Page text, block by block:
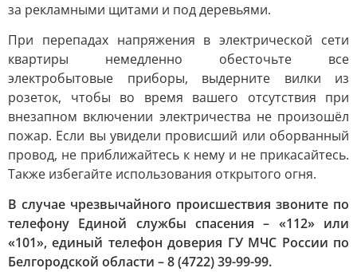
за рекламными щитами и под деревьями.
При перепадах напряжения в электрической сети
квартиры немедленно обесточьте все
электробытовые приборы, выдерните вилки из
розеток, чтобы во время вашего отсутствия при
внезапном включении электричества не произошёл
пожар. Если вы увидели провисший или оборванный
провод, не приближайтесь к нему и не прикасайтесь.
Также избегайте использования открытого огня.
В случае чрезвычайного происшествия звоните по
телефону Единой службы спасения – «112» или
«101», единый телефон доверия ГУ МЧС России по
Белгородской области – 8 (4722) 39-99-99.